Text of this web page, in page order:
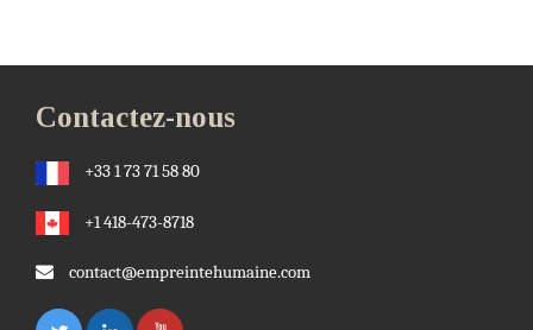
Contactez-nous
+33 1 73 71 58 80
+1 418-473-8718
contact@empreintehumaine.com